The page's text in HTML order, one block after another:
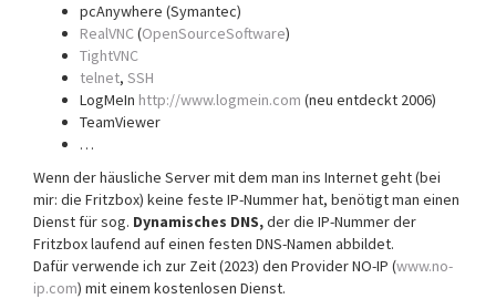
pcAnywhere (Symantec)
RealVNC(OpenSourceSoftware)
TightVNC
telnet, SSH
LogMeIn http://www.logmein.com (neu entdeckt 2006)
TeamViewer
…
Wenn der häusliche Server mit dem man ins Internet geht (bei
mir: die Fritzbox) keine feste IP-Nummer hat, benötigt man einen
Dienst für sog. Dynamisches DNS,der die IP-Nummer der
Fritzbox laufend auf einen festen DNS-Namen abbildet.
Dafür verwende ich zur Zeit (2023) den Provider NO-IP (www.no-
ip.com) mit einem kostenlosen Dienst.